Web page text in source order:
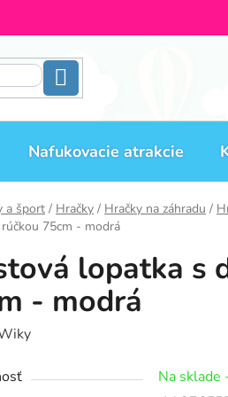
Nafukovacie atrakcie
a šport / Hračky / Hračky na záhradu /
75cm - modrá
lopatka s
- modrá
Na sklade